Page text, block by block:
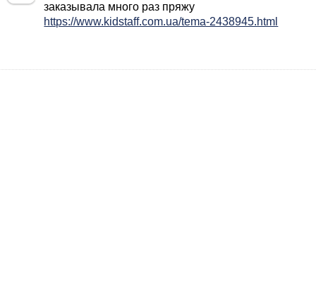
заказывала много раз пряжу
https://www.kidstaff.com.ua/tema-2438945.html